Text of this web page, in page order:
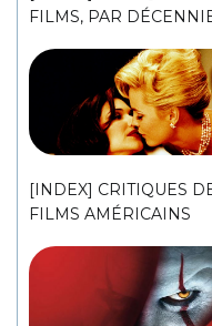
FILMS, PAR
[INDEX] CRITIQUES
FILMS AMÉRICAINS